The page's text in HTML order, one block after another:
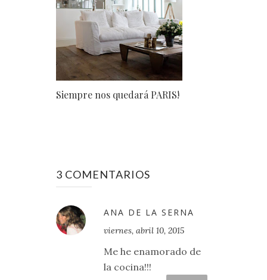
Siempre nos quedará PARIS!
3 COMENTARIOS
ANA DE LA SERNA
viernes, abril 10, 2015
Me he enamorado de
la cocina!!!